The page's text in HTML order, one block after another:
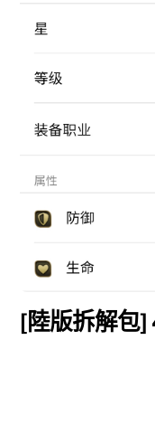
[陸版拆解包]